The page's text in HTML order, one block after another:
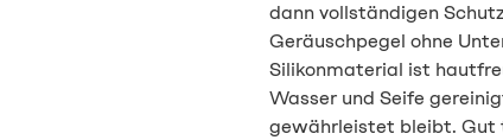
dann vollständigen
Geräuschpegel ohne
Silikonmaterial ist
Wasser und Seife
gewährleistet bleibt. Gut